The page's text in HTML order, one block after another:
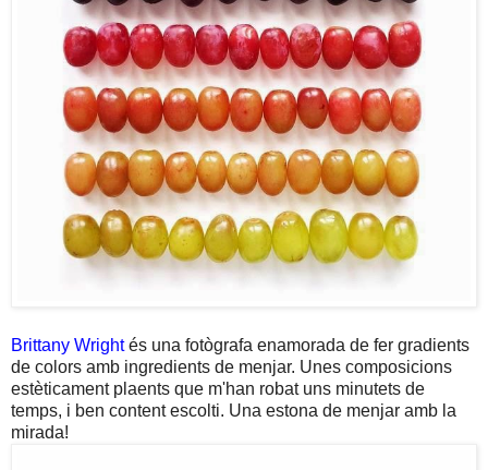
Brittany Wrightés una fotògrafa enamorada de fer gradients
de colors amb ingredients de menjar. Unes composicions
estèticament plaents que m'han robat uns minutets de
temps, i ben content escolti. Una estona de menjar amb la
mirada!